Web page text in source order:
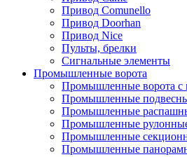
Привод Comunello
Привод Doorhan
Привод Nice
Пульты, брелки
Сигнальные элементы
Промышленные ворота
Промышленные ворота с
Промышленные
Промышленные
Промышленные
Промышленные
Промышленные